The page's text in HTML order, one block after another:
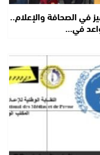
في الصحافة والإعلام..
في…